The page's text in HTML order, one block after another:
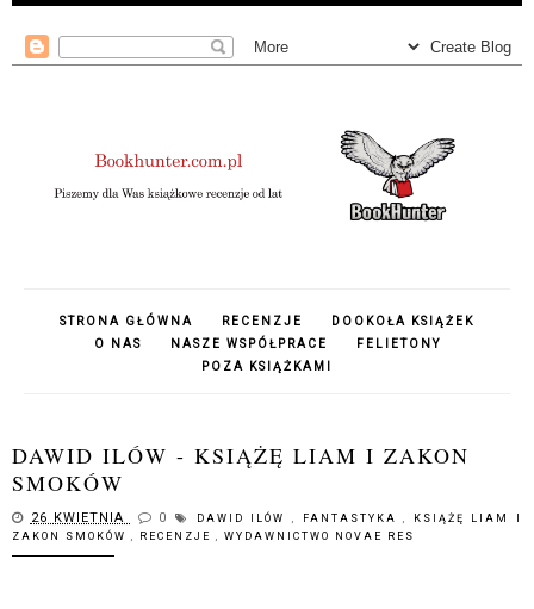
STRONA GŁÓWNA RECENZJE
DOOKOŁA KSIĄŻEK
O NAS
NASZE WSPÓŁPRACE
FELIETONY
POZA KSIĄŻKAMI
DAWID ILÓW - KSIĄŻĘ LIAM I ZAKON
SMOKÓW
26 KWIETNIA 0 DAWID ILÓW , FANTASTYKA,
KSIĄŻĘ LIAM I
ZAKON SMOKÓW , RECENZJE , WYDAWNICTWO NOVAE RES